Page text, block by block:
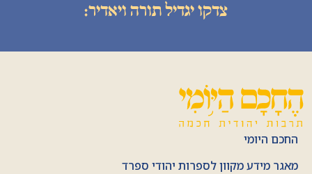
צדקו יגדיל תורה ויאדיר:
החכם היומי
מאגר מידע מקוון לספרות יהודי ספרד